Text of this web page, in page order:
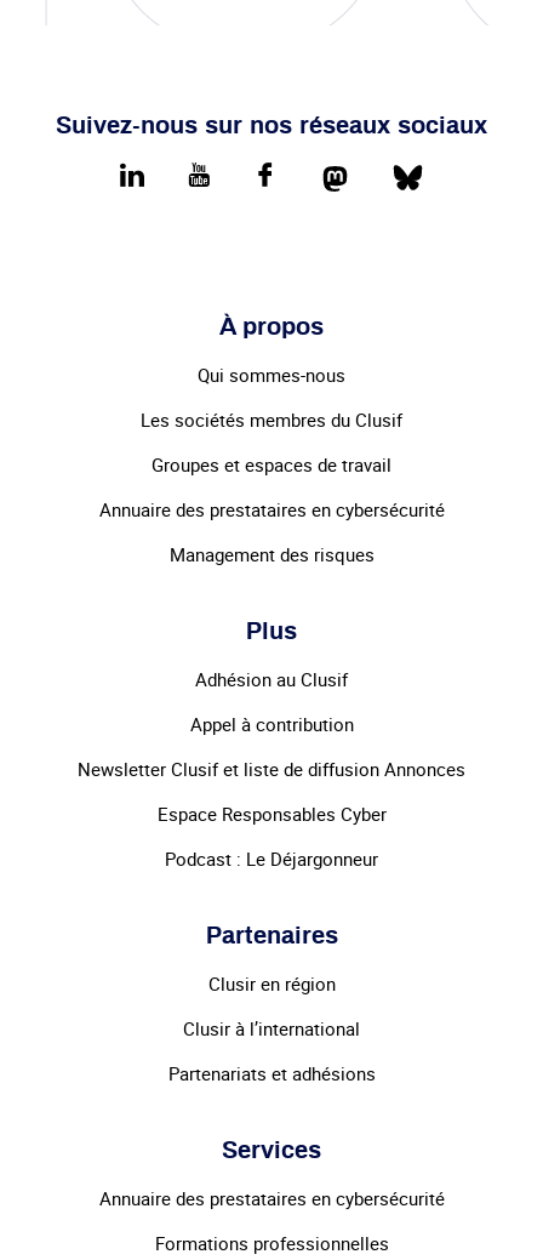
Suivez-nous sur nos réseaux sociaux
LinkedIn youtube FacebookMastodonBluesky
À propos
Qui sommes-nous
Les sociétés membres du Clusif
Groupes et espaces de travail
Annuaire des prestataires en cybersécurité
Management des risques
Plus
Adhésion au Clusif
Appel à contribution
Newsletter Clusif et liste de diffusion Annonces
Espace Responsables Cyber
Podcast : Le Déjargonneur
Partenaires
Clusir en région
Clusir à l’international
Partenariats et adhésions
Services
Annuaire des prestataires en cybersécurité
Formations professionnelles